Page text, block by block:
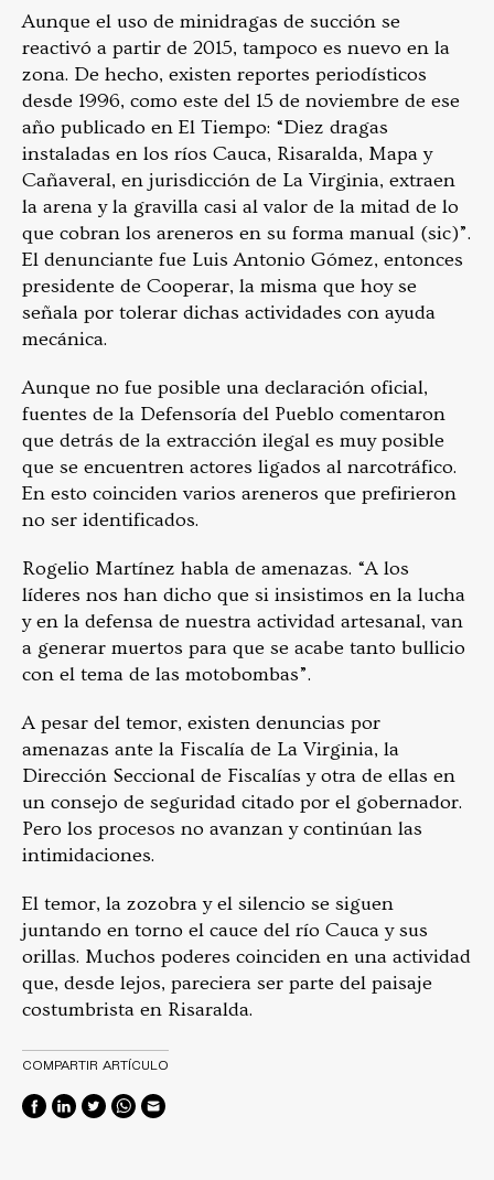
Aunque el uso de minidragas de succión se
reactivó a partir de 2015, tampoco es nuevo en la
zona. De hecho, existen reportes periodísticos
desde 1996, como este del 15 de noviembre de ese
año publicado en El Tiempo: “Diez dragas
instaladas en los ríos Cauca, Risaralda, Mapa y
Cañaveral, en jurisdicción de La Virginia, extraen
la arena y la gravilla casi al valor de la mitad de lo
que cobran los areneros en su forma manual (sic)”.
El denunciante fue Luis Antonio Gómez, entonces
presidente de Cooperar, la misma que hoy se
señala por tolerar dichas actividades con ayuda
mecánica.
Aunque no fue posible una declaración oficial,
fuentes de la Defensoría del Pueblo comentaron
que detrás de la extracción ilegal es muy posible
que se encuentren actores ligados al narcotráfico.
En esto coinciden varios areneros que prefirieron
no ser identificados.
Rogelio Martínez habla de amenazas. “A los
líderes nos han dicho que si insistimos en la lucha
y en la defensa de nuestra actividad artesanal, van
a generar muertos para que se acabe tanto bullicio
con el tema de las motobombas”.
A pesar del temor, existen denuncias por
amenazas ante la Fiscalía de La Virginia, la
Dirección Seccional de Fiscalías y otra de ellas en
un consejo de seguridad citado por el gobernador.
Pero los procesos no avanzan y continúan las
intimidaciones.
El temor, la zozobra y el silencio se siguen
juntando en torno el cauce del río Cauca y sus
orillas. Muchos poderes coinciden en una actividad
que, desde lejos, pareciera ser parte del paisaje
costumbrista en Risaralda.
COMPARTIR ARTÍCULO